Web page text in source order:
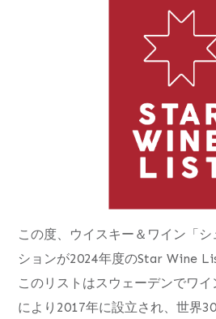
この度、ウイスキー＆ワイン「
ションが2024年度のStar Wine
このリストはスウェーデンでワ
により2017年に設立され、世界